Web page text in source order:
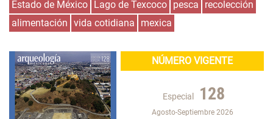
Estado de México Lago de Texcoco pesca
recolección
alimentación vida cotidiana mexica
NÚMERO VIGENTE
Especial 128
Agosto-Septiembre 2026